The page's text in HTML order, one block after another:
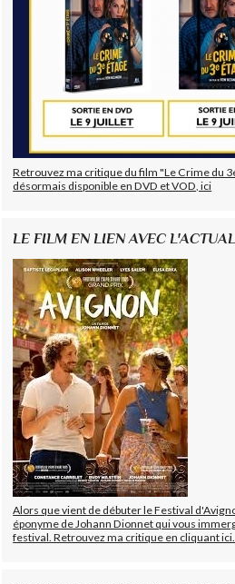
Retrouvez ma critique du film "Le Crime du
désormais disponible en DVD et VOD, ici
LE FILM EN LIEN AVEC
Alors que vient de débuter le Festival
éponyme de Johann Dionnet qui vous
festival. Retrouvez ma critique en cliquant ici.